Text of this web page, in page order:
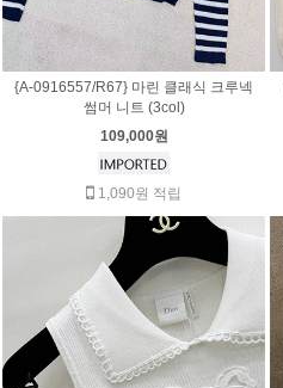
{A-0916557/R67} 마린 클래식 크루넥
썸머 니트 (3col)
109,000원
1,090원 적립